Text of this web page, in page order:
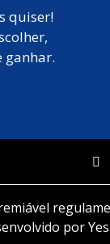
quiser!
ganhar.
por